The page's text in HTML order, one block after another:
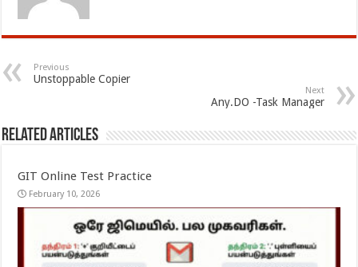
Previous
Unstoppable Copier
Next
Any.DO -Task Manager
Related Articles
GIT Online Test Practice
February 10, 2026